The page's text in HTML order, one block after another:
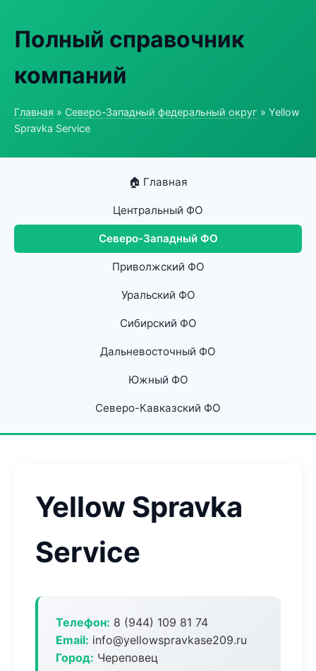
Полный справочник
компаний
Главная » Северо-Западный федеральный округ » Yellow
Spravka Service
🏠 Главная
Центральный ФО
Северо-Западный ФО
Приволжский ФО
Уральский ФО
Сибирский ФО
Дальневосточный ФО
Южный ФО
Северо-Кавказский ФО
Yellow Spravka
Service
Телефон: 8 (944) 109 81 74
Email: info@yellowspravkase209.ru
Город: Череповец